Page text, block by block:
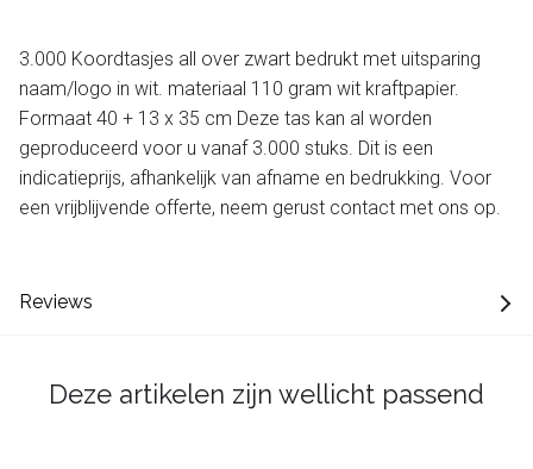
3.000 Koordtasjes all over zwart bedrukt met uitsparing
naam/logo in wit. materiaal 110 gram wit kraftpapier.
Formaat 40 + 13 x 35 cm Deze tas kan al worden
geproduceerd voor u vanaf 3.000 stuks. Dit is een
indicatieprijs, afhankelijk van afname en bedrukking. Voor
een vrijblijvende offerte, neem gerust contact met ons op.
Reviews
Deze artikelen zijn wellicht passend